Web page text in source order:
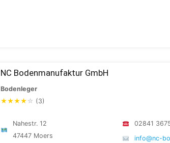
NC Bodenmanufaktur GmbH
Bodenleger
★★★★ ☆ (3)
Nahestr. 12
47447 Moers
02841
info@nc-